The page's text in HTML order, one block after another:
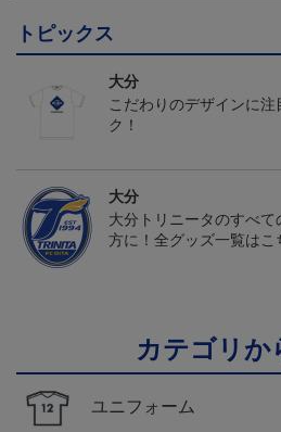
トピックス
大分
こだわりのデザインに
ク！
大分
大分トリニータのすべ
方に！全グッズ一覧はこ
カテゴリか
ユニフォーム